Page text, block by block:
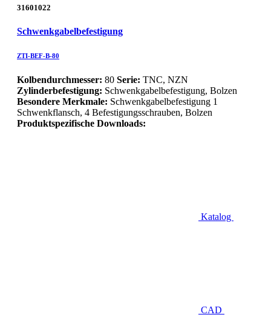
31601022
Schwenkgabelbefestigung
ZTI-BEF-B-80
Kolbendurchmesser: 80 Serie: TNC, NZN
Zylinderbefestigung: Schwenkgabelbefestigung, Bolzen
Besondere Merkmale: Schwenkgabelbefestigung 1
Schwenkflansch, 4 Befestigungsschrauben, Bolzen
Produktspezifische Downloads:
Katalog
CAD